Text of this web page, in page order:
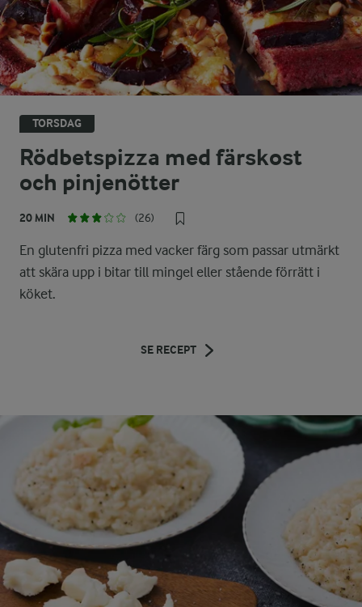
TORSDAG
Rödbetspizza med färskost
och pinjenötter
20 MIN (26)
En glutenfri pizza med vacker färg som passar utmärkt
att skära upp i bitar till mingel eller stående förrätt i
köket.
SE RECEPT